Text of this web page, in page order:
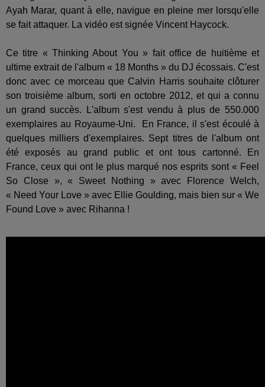
Ayah Marar, quant à elle, navigue en pleine mer lorsqu'elle
se fait attaquer. La vidéo est signée Vincent Haycock.
Ce titre « Thinking About You » fait office de huitième et
ultime extrait de l'album « 18 Months » du DJ écossais. C'est
donc avec ce morceau que Calvin Harris souhaite clôturer
son troisième album, sorti en octobre 2012, et qui a connu
un grand succès. L'album s'est vendu à plus de 550.000
exemplaires au Royaume-Uni. En France, il s'est écoulé à
quelques milliers d'exemplaires. Sept titres de l'album ont
été exposés au grand public et ont tous cartonné. En
France, ceux qui ont le plus marqué nos esprits sont « Feel
So Close », « Sweet Nothing » avec Florence Welch,
« Need Your Love » avec Ellie Goulding, mais bien sur « We
Found Love » avec Rihanna !